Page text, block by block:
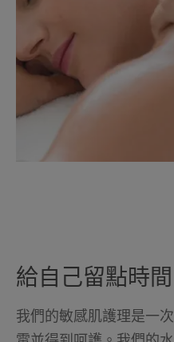
給自己留點時間
我們的敏感肌護理是一